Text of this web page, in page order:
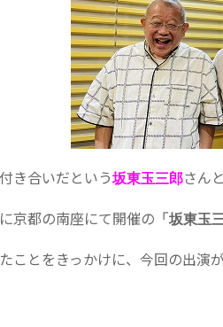
き合いだという坂東玉三郎さん
京都の南座にて開催の 「坂東玉
ことをきっかけに、今回の出演